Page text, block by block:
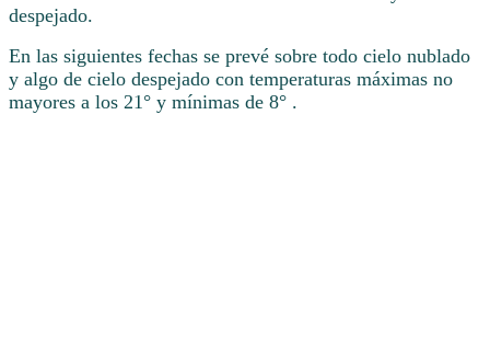
despejado.
En las siguientes fechas se prevé sobre todo cielo nublado
y algo de cielo despejado con temperaturas máximas no
mayores a los 21° y mínimas de 8° .